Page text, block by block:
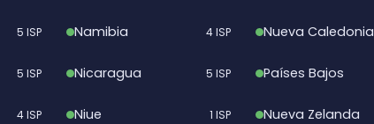
5 ISP Namibia 4 ISP Nueva Caledonia
5 ISP Nicaragua 5 ISP Países Bajos
4 ISP Niue 1 ISP Nueva Zelanda